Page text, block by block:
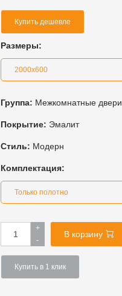
Купить дешевле
Размеры:
2000x600
Группа: Межкомнатные двери
Покрытие: Эмалит
Стиль: Модерн
Комплектация:
Только полотно
+
-
В корзину
Купить в 1 клик